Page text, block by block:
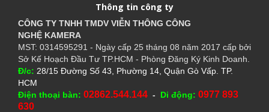
Thông tin công ty
CÔNG TY TNHH TMDV VIỄN THÔNG CÔNG
NGHỆ KAMERA
MST: 0314595291 - Ngày cấp 25 tháng 08 năm 2017 cấp bởi
Sở Kế Hoạch Đầu Tư TP.HCM - Phòng Đăng Ký Kinh Doanh.
Đ/c: 28/15 Đường Số 43, Phường 14, Quận Gò Vấp. TP.
HCM
Điện thoại bàn: 02862.544.144 - Di động: 0977 893
630